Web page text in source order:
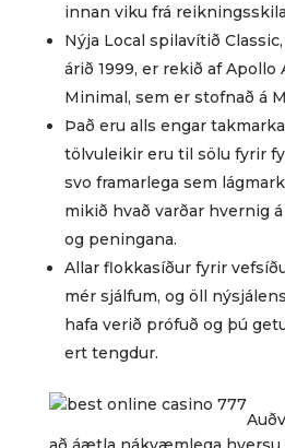
innan viku frá
Nýja Local spilavítið
árið 1999, er rekið af Apollo
Minimal, sem er stofnað á
Það eru alls engar
tölvuleikir eru til sölu fyrir
svo framarlega sem
mikið hvað varðar hvernig
og peningana.
Allar flokkasíður fyrir
mér sjálfum, og öll
hafa verið prófuð og þú
ert tengdur.